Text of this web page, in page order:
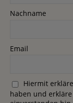
Nachname
Email
Hiermit
haben und